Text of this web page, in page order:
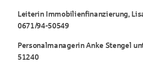
Leiterin Immobilienfinanzierung,
0671/94-50549
Personalmanagerin Anke Stengel
51240